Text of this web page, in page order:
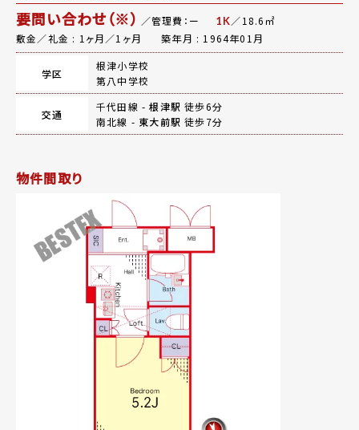
要問い合わせ（※） ／管理費：ー 1K／18.6㎡
敷金／礼金 : 1ヶ月／1ヶ月
築年月 : 1964年01月
学区
根津小学校
第八中学校
交通
千代田線 -根津駅 徒歩6分
南北線 - 東大前駅 徒歩7分
物件間取り